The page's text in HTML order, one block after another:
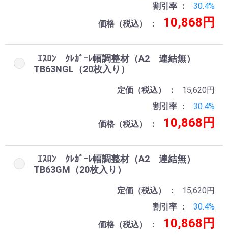
割引率
30.4%
価格（税込）
10,868円
ｴｽﾛﾝ ｸﾚｶﾞｰﾚ幅調整材（A2 連結無）
TB63NGL（20枚入り）
定価（税込）
15,620円
割引率
30.4%
価格（税込）
10,868円
ｴｽﾛﾝ ｸﾚｶﾞｰﾚ幅調整材（A2 連結無）
TB63GM（20枚入り）
定価（税込）
15,620円
割引率
30.4%
価格（税込）
10,868円